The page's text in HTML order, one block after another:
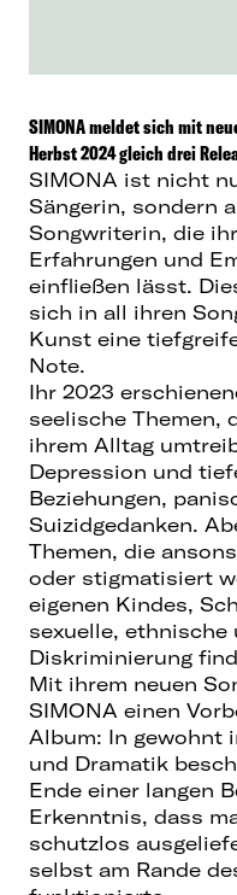
SIMONA meldet sich mit
Herbst 2024 gleich drei
SIMONA ist nicht
Sängerin, sondern
Songwriterin, die
Erfahrungen und
einfließen lässt.
sich in all ihren
Kunst eine
Note.
Ihr 2023
seelische Themen,
ihrem Alltag
Depression und
Beziehungen,
Suizidgedanken.
Themen, die
oder stigmatisiert
eigenen Kindes,
sexuelle, ethnische
Diskriminierung
Mit ihrem neuen
SIMONA einen
Album: In gewohnt
und Dramatik
Ende einer langen
Erkenntnis, dass
schutzlos
selbst am Rande